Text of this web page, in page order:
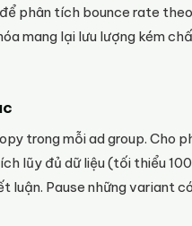
để phân tích bounce rate
mang lại lưu lượng kém
trong mỗi ad group. Cho
lũy đủ dữ liệu (tối thiểu
Pause những variant